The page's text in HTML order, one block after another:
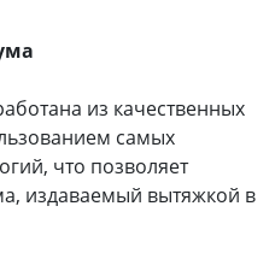
из качественных
самых
что позволяет
издаваемый вытяжкой в